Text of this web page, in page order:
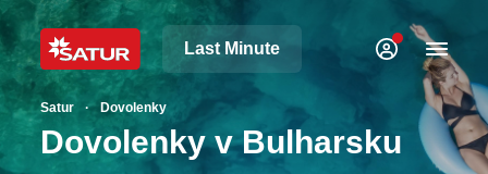
Last Minute
Satur Dovolenky
Dovolenky v Bulharsku